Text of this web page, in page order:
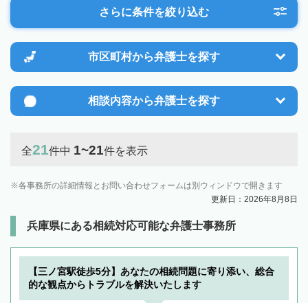
さらに条件を絞り込む
市区町村から弁護士を探す
相談内容から弁護士を探す
全21件中 1~21件を表示
各事務所の詳細情報とお問い合わせフォームは別ウィンドウで開きます
更新日：2026年8月8日
兵庫県にある相続対応可能な弁護士事務所
【三ノ宮駅徒歩5分】あなたの相続問題に寄り添い、総合
的な観点からトラブルを解決いたします